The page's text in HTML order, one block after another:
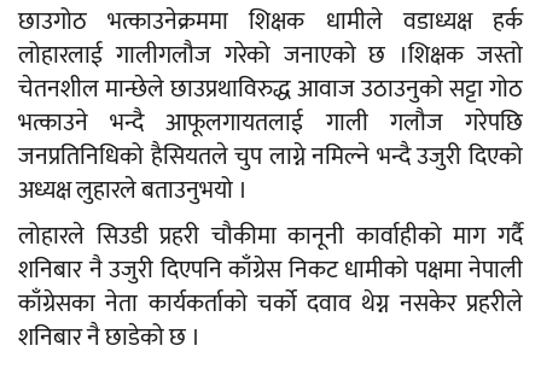
छाउगोठ भत्काउनेक्रममा शिक्षक धामीले वडाध्यक्ष हर्क
लोहारलाई गालीगलौज गरेको जनाएको छ ।शिक्षक जस्तो
चेतनशील मान्छेले छाउप्रथाविरुद्ध आवाज उठाउनुको सट्टा गोठ
भत्काउने भन्दै आफूलगायतलाई गाली गलौज गरेपछि
जनप्रतिनिधिको हैसियतले चुप लाग्ने नमिल्ने भन्दै उजुरी दिएको
अध्यक्ष लुहारले बताउनुभयो ।
लोहारले सिउडी प्रहरी चौकीमा कानूनी कार्वाहीको माग गर्दै
शनिबार नै उजुरी दिएपनि काँग्रेस निकट धामीको पक्षमा नेपाली
काँग्रेसका नेता कार्यकर्ताको चर्को दवाव थेग्न नसकेर प्रहरीले
शनिबार नै छाडेको छ ।